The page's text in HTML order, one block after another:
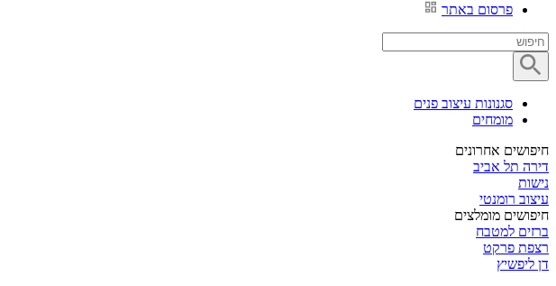
פרסום באתר
סגנונות עיצוב פנים
מומחים
חיפושים אחרונים
דירה תל אביב
נישות
עיצוב רומנטי
חיפושים מומלצים
ברזים למטבח
רצפת פרקט
דן ליפשיץ